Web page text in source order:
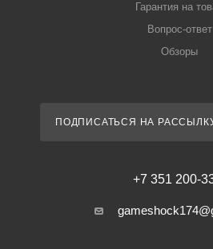
Гарантия на
Вопрос-ответ
Обзоры
ПОДПИСАТЬСЯ НА
+7 351 200-